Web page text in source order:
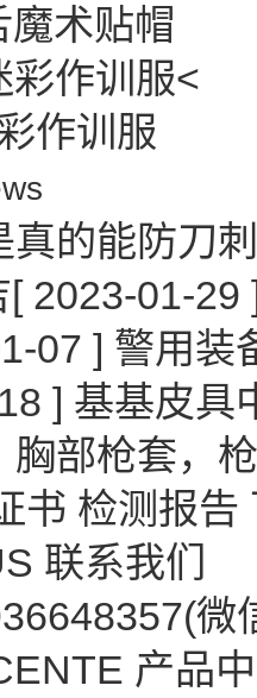
魔术贴帽
<
作训服
真的能防刀
[ 2023-01-29
07 ] 警用装
] 基基皮具
胸部枪套，
书 检测报告
联系我们
微
产品